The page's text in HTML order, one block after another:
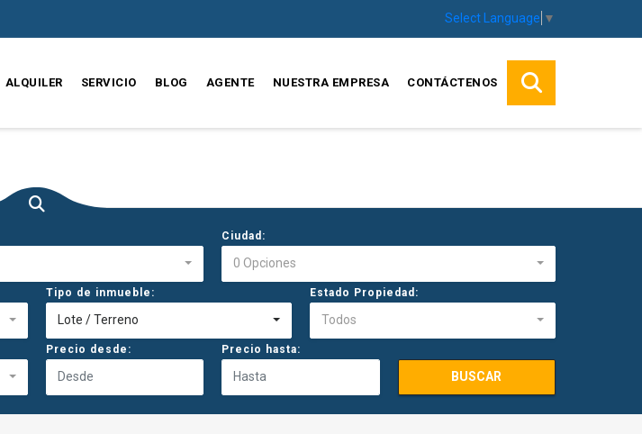
Select Language ▼
ALQUILER SERVICIO BLOG AGENTE NUESTRA EMPRESA CONTÁCTENOS
Ciudad:
0 Opciones
Tipo de inmueble:
Lote / Terreno
Estado Propiedad:
Todos
Precio desde: Precio hasta:
BUSCAR